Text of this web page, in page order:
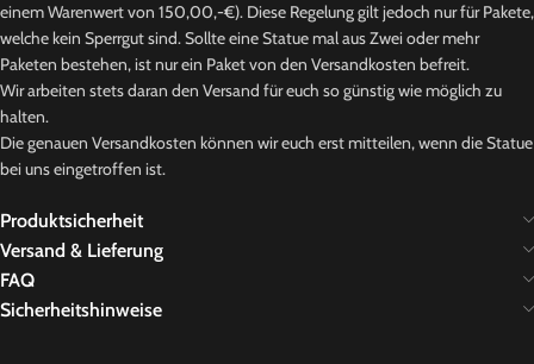
einem Warenwert von 150,00,-€). Diese Regelung gilt jedoch nur für Pakete,
welche kein Sperrgut sind. Sollte eine Statue mal aus Zwei oder mehr
Paketen bestehen, ist nur ein Paket von den Versandkosten befreit.
Wir arbeiten stets daran den Versand für euch so günstig wie möglich zu
halten.
Die genauen Versandkosten können wir euch erst mitteilen, wenn die Statue
bei uns eingetroffen ist.
Produktsicherheit
Versand & Lieferung
FAQ
Sicherheitshinweise